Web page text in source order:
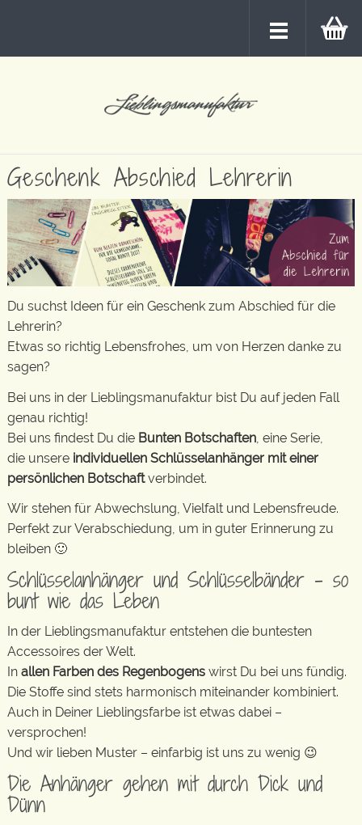
Geschenk Abschied Lehrerin
Du suchst Ideen für ein Geschenk zum Abschied für die
Lehrerin?
Etwas so richtig Lebensfrohes, um von Herzen danke zu
sagen?
Bei uns in der Lieblingsmanufaktur bist Du auf jeden Fall
genau richtig!
Bei uns findest Du die Bunten Botschaften , eine Serie,
die unsere individuellen Schlüsselanhänger mit einer
persönlichen Botschaftverbindet.
Wir stehen für Abwechslung, Vielfalt und Lebensfreude.
Perfekt zur Verabschiedung, um in guter Erinnerung zu
bleiben 🙂
Schlüsselanhänger und Schlüsselbänder – so
bunt wie das Leben
In der Lieblingsmanufaktur entstehen die buntesten
Accessoires der Welt.
In allen Farben des Regenbogens wirst Du bei uns fündig.
Die Stoffe sind stets harmonisch miteinander kombiniert.
Auch in Deiner Lieblingsfarbe ist etwas dabei –
versprochen!
Und wir lieben Muster – einfarbig ist uns zu wenig 😉
Die Anhänger gehen mit durch Dick und
Dünn